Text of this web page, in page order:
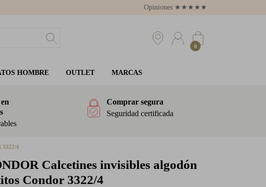
Opiniones ★ ★ ★ ★ ★
0
HOMBRE OUTLET MARCAS
Comprar segura
Seguridad certificada
3322/4
Calcetines invisibles algodón
Condor 3322/4